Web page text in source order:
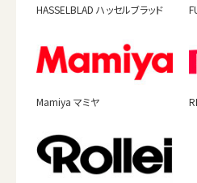
HASSELBLAD ハッセルブラッド
Mamiya マミヤ